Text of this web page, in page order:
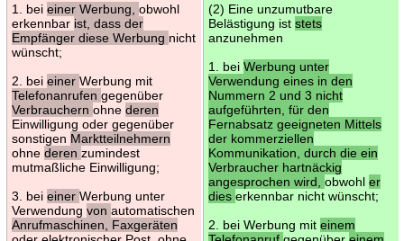
1. bei einer Werbung, obwohl
erkennbar ist, dass der
Empfänger diese Werbung nicht
wünscht;
2. bei einer Werbung mit
Telefonanrufen gegenüber
Verbrauchern ohne deren
Einwilligung oder gegenüber
sonstigen Marktteilnehmern
ohne deren zumindest
mutmaßliche Einwilligung;
3. bei einer Werbung unter
Verwendung von automatischen
Anrufmaschinen, Faxgeräten
(2) Eine unzumutbare
Belästigung ist stets
anzunehmen
1. bei Werbung unter
Verwendung eines in den
Nummern 2 und 3 nicht
aufgeführten, für den
Fernabsatz geeigneten Mittels
der kommerziellen
Kommunikation, durch die ein
Verbraucher hartnäckig
angesprochen wird, obwohl er
dies erkennbar nicht wünscht;
2. bei Werbung mit einem